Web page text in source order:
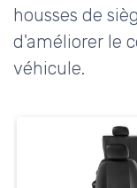
housses de
d'améliorer le
véhicule.